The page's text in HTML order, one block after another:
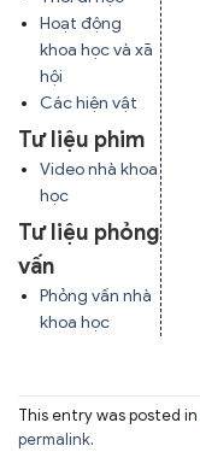
Hoạt động
khoa học và xã
hội
Các hiện vật
Tư liệu phim
Video nhà khoa
học
Tư liệu phỏng
vấn
Phỏng vấn nhà
khoa học
This entry was posted in
permalink.